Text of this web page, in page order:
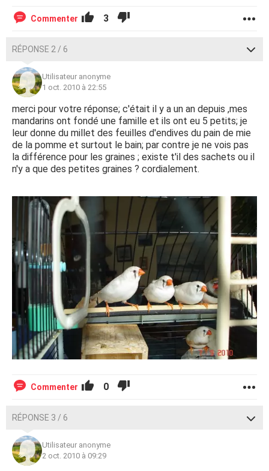
Commenter 3
RÉPONSE 2 / 6
Utilisateur anonyme
1 oct. 2010 à 22:55
merci pour votre réponse; c'était il y a un an depuis ,mes
mandarins ont fondé une famille et ils ont eu 5 petits; je
leur donne du millet des feuilles d'endives du pain de mie
de la pomme et surtout le bain; par contre je ne vois pas
la différence pour les graines ; existe t'il des sachets ou il
n'y a que des petites graines ? cordialement.
Commenter 0
RÉPONSE 3 / 6
Utilisateur anonyme
2 oct. 2010 à 09:29